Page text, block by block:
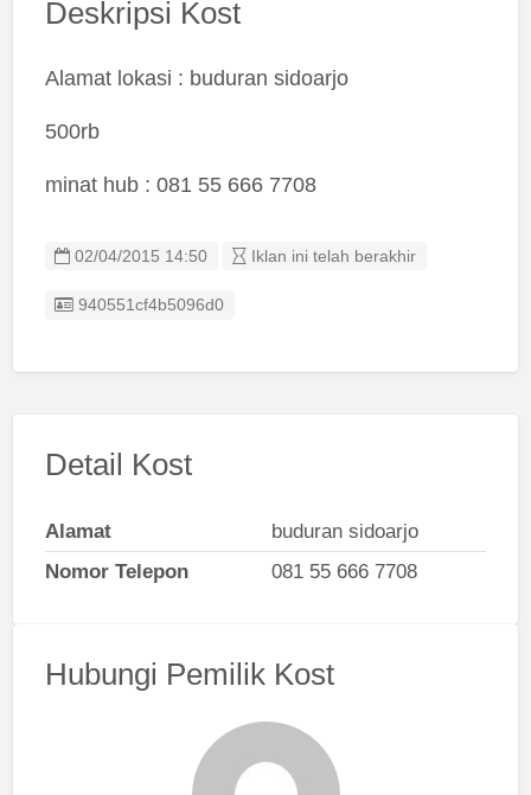
Deskripsi Kost
Alamat lokasi : buduran sidoarjo
500rb
minat hub : 081 55 666 7708
02/04/2015 14:50 Iklan ini telah berakhir
Listing ID
940551cf4b5096d0
Detail Kost
Alamat
buduran sidoarjo
Nomor Telepon
081 55 666 7708
Hubungi Pemilik Kost